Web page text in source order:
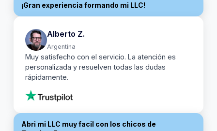
¡Gran experiencia formando mi LLC!
Alberto Z.
Argentina
Muy satisfecho con el servicio. La atención es
personalizada y resuelven todas las dudas
rápidamente.
Abri mi LLC muy facil con los chicos de